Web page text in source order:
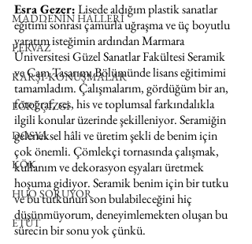
MADDENİN HALLERİ
PERVAZ
KARŞI-KONUŞMALAR
EĞRİ ÇİZGİ
DOSYA
KÖK
HUO SORUYOR
ETÜT
Esra Gezer: Lisede aldığım plastik sanatlar
eğitimi sonrası çamurla uğraşma ve üç boyutlu
yaratım isteğimin ardından Marmara
Üniversitesi Güzel Sanatlar Fakültesi Seramik
ve Cam Tasarımı Bölümünde lisans eğitimimi
tamamladım. Çalışmalarım, gördüğüm bir an,
fotoğraf, ses, his ve toplumsal farkındalıkla
ilgili konular üzerinde şekilleniyor. Seramiğin
geleneksel hâli ve üretim şekli de benim için
çok önemli. Çömlekçi tornasında çalışmak,
kullanım ve dekorasyon eşyaları üretmek
hoşuma gidiyor. Seramik benim için bir tutku
ve bu tutkunun son bulabileceğini hiç
düşünmüyorum, deneyimlemekten oluşan bu
sürecin bir sonu yok çünkü.